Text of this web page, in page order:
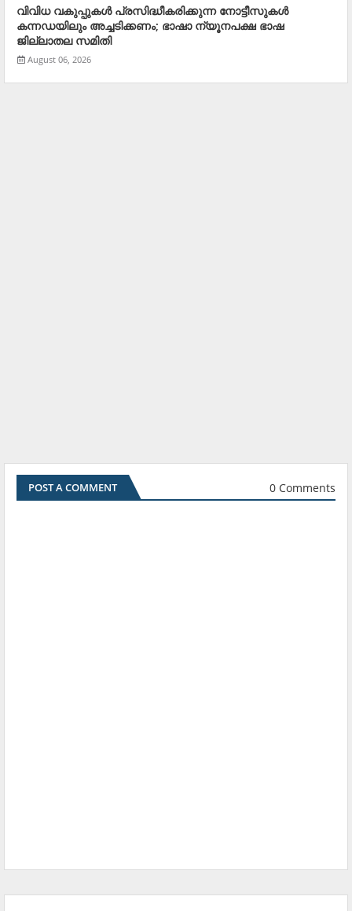
വിവിധ വകുപ്പുകള്‍ പ്രസിദ്ധീകരിക്കുന്ന നോട്ടീസുകള്‍
കന്നഡയിലും അച്ചടിക്കണം; ഭാഷാ ന്യൂനപക്ഷ ഭാഷ
ജില്ലാതല സമിതി
August 06, 2026
POST A COMMENT 0 Comments